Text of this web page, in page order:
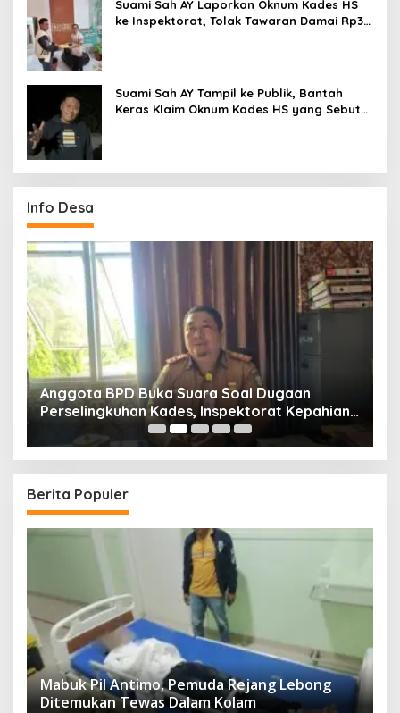
Suami Sah AY Laporkan Oknum Kades HS
ke Inspektorat, Tolak Tawaran Damai Rp3
Suami Sah AY Tampil ke Publik, Bantah
Keras Klaim Oknum Kades HS yang Sebut
Info Desa
Anggota BPD Buka Suara Soal Dugaan
Perselingkuhan Kades, Inspektorat Kepahiang
Pastikan Akan Panggil Kades Suro Muncar
Berita Populer
Mabuk Pil Antimo, Pemuda Rejang Lebong
Ditemukan Tewas Dalam Kolam